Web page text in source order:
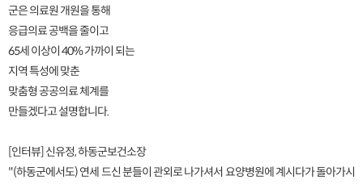
군은 의료원 개원을 통해
응급의료 공백을 줄이고
65세 이상이 40% 가까이 되는
지역 특성에 맞춘
맞춤형 공공의료 체계를
만들겠다고 설명합니다.
[인터뷰] 신유정, 하동군보건소장
"(하동군에서도) 연세 드신 분들이 관외로 나가셔서 요양병원에 계시다가 돌아가시